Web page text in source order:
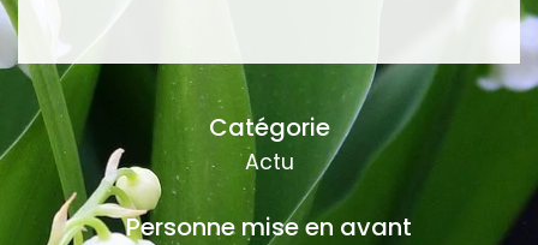
Catégorie
Actu
Personne mise en avant